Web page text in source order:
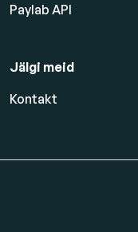
Paylab API
Jälgi meid
Kontakt